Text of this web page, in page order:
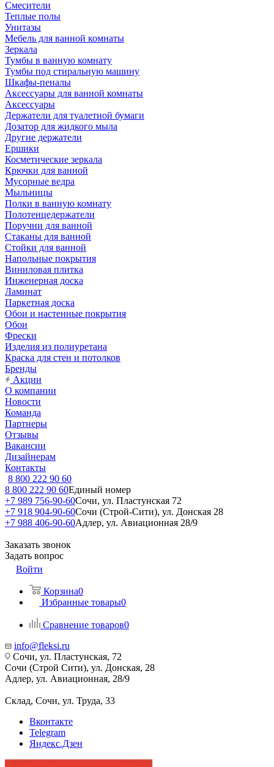
Смесители
Теплые полы
Унитазы
Мебель для ванной комнаты
Зеркала
Тумбы в ванную комнату
Тумбы под стиральную машину
Шкафы-пеналы
Аксессуары для ванной комнаты
Аксессуары
Держатели для туалетной бумаги
Дозатор для жидкого мыла
Другие держатели
Ершики
Косметические зеркала
Крючки для ванной
Мусорные ведра
Мыльницы
Полки в ванную комнату
Полотенцедержатели
Поручни для ванной
Стаканы для ванной
Стойки для ванной
Напольные покрытия
Виниловая плитка
Инженерная доска
Ламинат
Паркетная доска
Обои и настенные покрытия
Обои
Фрески
Изделия из полиуретана
Краска для стен и потолков
Бренды
Акции
О компании
Новости
Команда
Партнеры
Отзывы
Вакансии
Дизайнерам
Контакты
8 800 222 90 60
8 800 222 90 60Единый номер
+7 989 756-90-60Сочи, ул. Пластунская 72
+7 918 904-90-60Сочи (Строй-Сити), ул. Донская 28
+7 988 406-90-60Адлер, ул. Авиационная 28/9
Заказать звонок
Задать вопрос
Войти
Корзина0
Избранные товары0
Сравнение товаров0
info@fleksi.ru
Сочи, ул. Пластунская, 72
Сочи (Строй Сити), ул. Донская, 28
Адлер, ул. Авиационная, 28/9
Склад, Сочи, ул. Труда, 33
Вконтакте
Telegram
Яндекс.Дзен